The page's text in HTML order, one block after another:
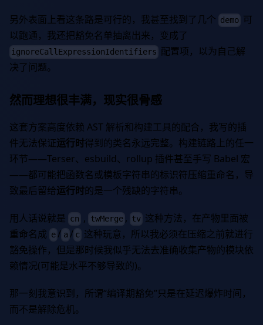
另外表面上看这条路是可行的，我甚至找到了几个 demo 可
以跑通，我还把豁免名单抽离出来，变成了
ignoreCallExpressionIdentifiers 配置项，以为自己解
决了问题。
然而理想很丰满，现实很骨感
这套方案高度依赖 AST 解析和构建工具的配合，我写的插
件无法保证运行时得到的类名永远完整。构建链路上的任一
环节——Terser、esbuild、rollup 插件甚至手写 Babel 宏
——都可能把函数名或模板字符串的标识符压缩重命名，导
致最后留给运行时的是一个残缺的字符串。
用人话说就是 cn , twMerge , tv 这种方法，在产物里面被
重命名成 e / a / c 这种玩意，所以我必须在压缩之前就进行
豁免操作，但是那时候我似乎无法去准确收集产物的模块依
赖情况(可能是水平不够导致的)。
那一刻我意识到，所谓“编译期豁免”只是在延迟爆炸时间，
而不是解除危机。